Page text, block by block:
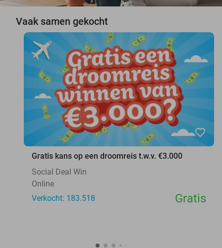
Vaak samen gekocht
favorite_border
Gratis kans op een droomreis t.w.v. €3.000
Social Deal Win
Online
Verkocht: 183.518
Gratis